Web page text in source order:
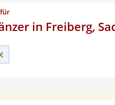
in Freiberg,